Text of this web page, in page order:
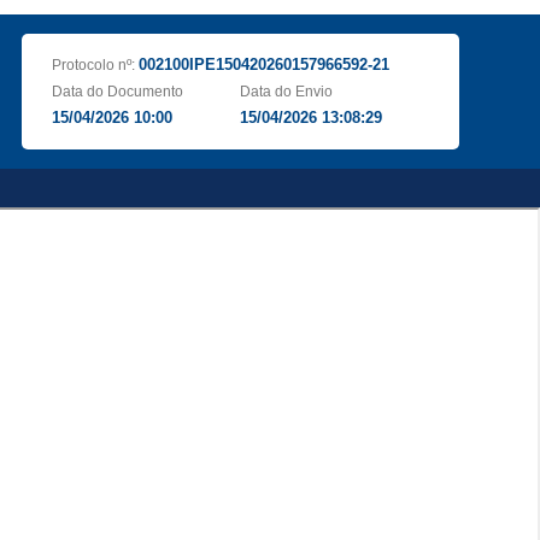
Protocolo nº: 002100IPE150420260157966592-21
Data do Documento
15/04/2026 10:00
Data do Envio
15/04/2026 13:08:29